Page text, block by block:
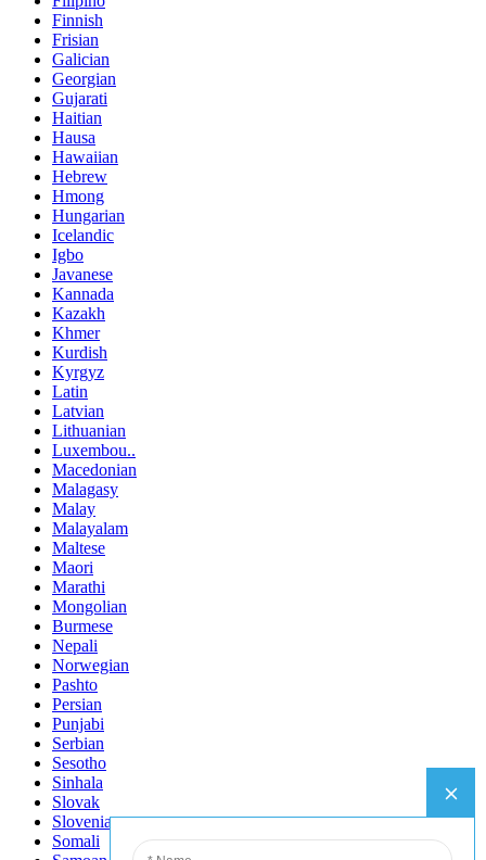
Finnish
Frisian
Galician
Georgian
Gujarati
Haitian
Hausa
Hawaiian
Hebrew
Hmong
Hungarian
Icelandic
Igbo
Javanese
Kannada
Kazakh
Khmer
Kurdish
Kyrgyz
Latin
Latvian
Lithuanian
Luxembou..
Macedonian
Malagasy
Malay
Malayalam
Maltese
Maori
Marathi
Mongolian
Burmese
Nepali
Norwegian
Pashto
Persian
Punjabi
Serbian
Sesotho
Sinhala
Slovak
Slovenian
Somali